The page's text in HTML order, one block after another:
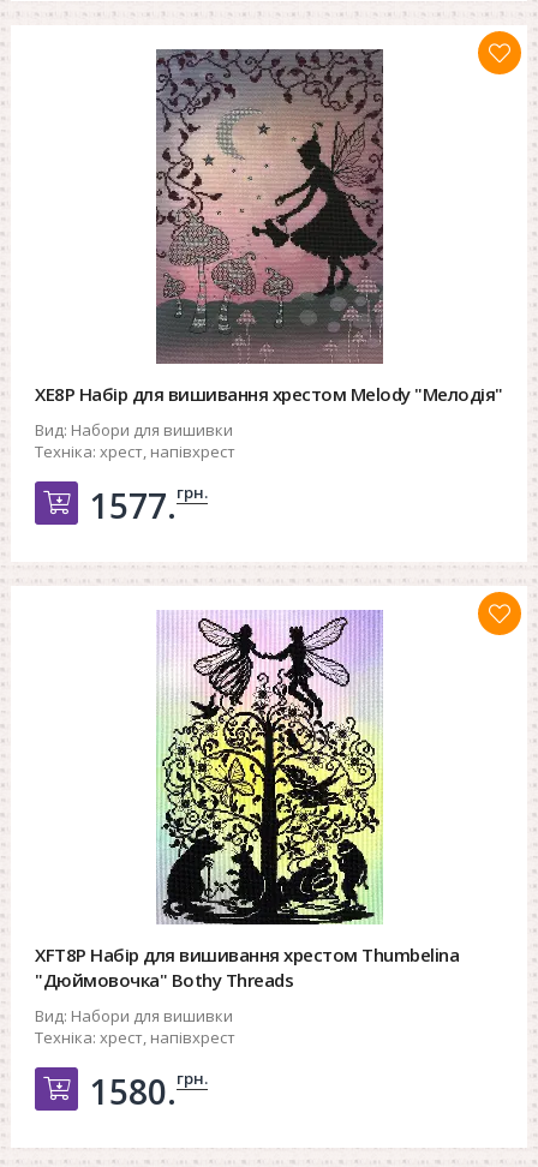
XE8P Набір для вишивання хрестом Melody "Мелодія"
Вид: Набори для вишивки
Техніка: хрест, напівхрест
Добавить в корзину
1577.грн.
XFT8P Набір для вишивання хрестом Thumbelina
"Дюймовочка" Bothy Threads
Вид: Набори для вишивки
Техніка: хрест, напівхрест
Добавить в корзину
1580.грн.